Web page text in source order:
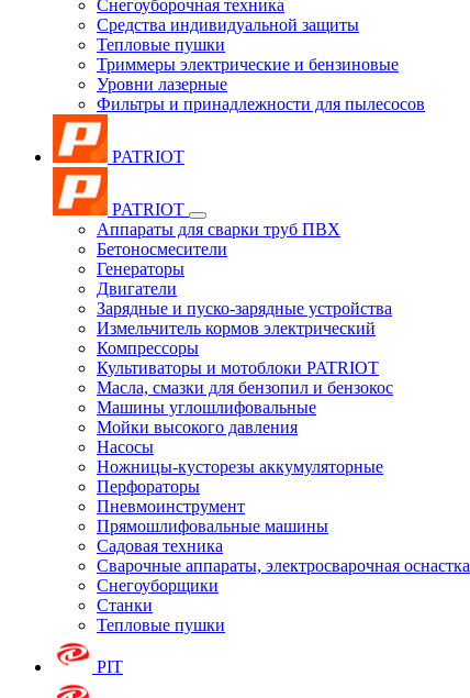
Снегоуборочная техника
Средства индивидуальной защиты
Тепловые пушки
Триммеры электрические и бензиновые
Уровни лазерные
Фильтры и принадлежности для пылесосов
PATRIOT
PATRIOT
Аппараты для сварки труб ПВХ
Бетоносмесители
Генераторы
Двигатели
Зарядные и пуско-зарядные устройства
Измельчитель кормов электрический
Компрессоры
Культиваторы и мотоблоки PATRIOT
Масла, смазки для бензопил и бензокос
Машины углошлифовальные
Мойки высокого давления
Насосы
Ножницы-кусторезы аккумуляторные
Перфораторы
Пневмоинструмент
Прямошлифовальные машины
Садовая техника
Сварочные аппараты, электросварочная оснастка
Снегоуборщики
Станки
Тепловые пушки
PIT